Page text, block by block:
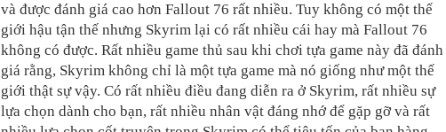
và được đánh giá cao hơn Fallout 76 rất nhiều. Tuy không có một thế
giới hậu tận thế nhưng Skyrim lại có rất nhiều cái hay mà Fallout 76
không có được. Rất nhiều game thủ sau khi chơi tựa game này đã đánh
giá rằng, Skyrim không chỉ là một tựa game mà nó giống như một thế
giới thật sự vậy. Có rất nhiều điều đang diễn ra ở Skyrim, rất nhiều sự
lựa chọn dành cho bạn, rất nhiều nhân vật đáng nhớ để gặp gỡ và rất